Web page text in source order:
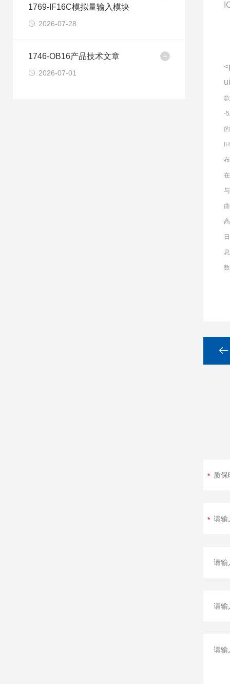
1769-IF16C模拟量输入模块
2026-07-28
1746-OB16产品技术文章
2026-07-01
-